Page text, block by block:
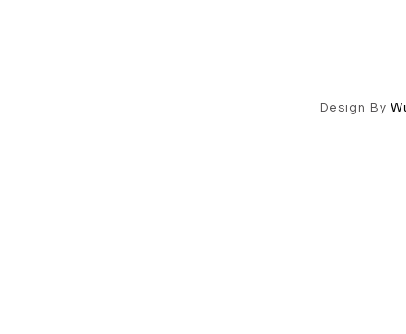
Design By